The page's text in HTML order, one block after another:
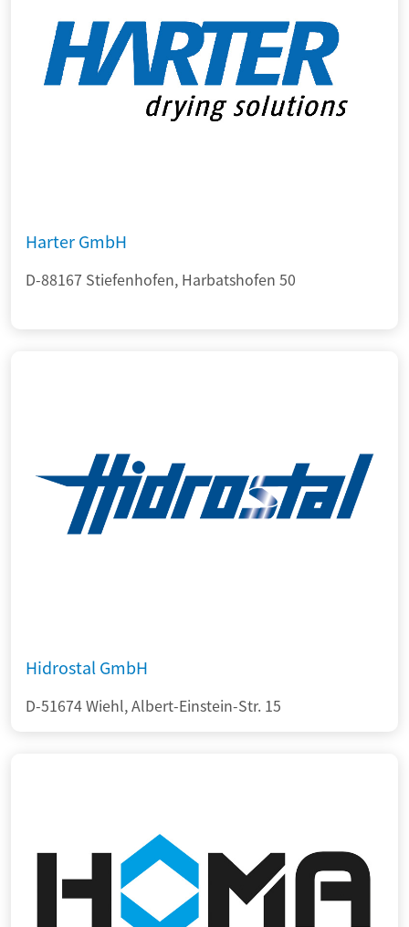
Harter GmbH
D-88167 Stiefenhofen, Harbatshofen 50
Hidrostal GmbH
D-51674 Wiehl, Albert-Einstein-Str. 15